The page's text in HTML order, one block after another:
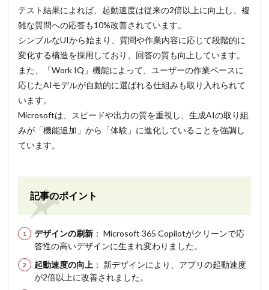
テスト結果によれば、起動速度は従来の2倍以上に向上し、複
雑な質問への応答も10%改善されています。
シンプルなUIから始まり、質問や作業内容に応じて段階的に
変化する構造を採用しており、回答の質も向上しています。
また、「Work IQ」機能によって、ユーザーの作業ペースに
応じたAIモデルが自動的に選ばれる仕組みも取り入れられて
います。
Microsoftは、スピードや出力の質を重視し、生成AIの取り組
みが「機能追加」から「体験」に進化していることを強調し
ています。
記事のポイント
デザインの刷新 ： Microsoft 365 Copilotがクリーンで応
答性の高いデザインに生まれ変わりました。
起動速度の向上 ： 新デザインにより、アプリの起動速度
が2倍以上に改善されました。